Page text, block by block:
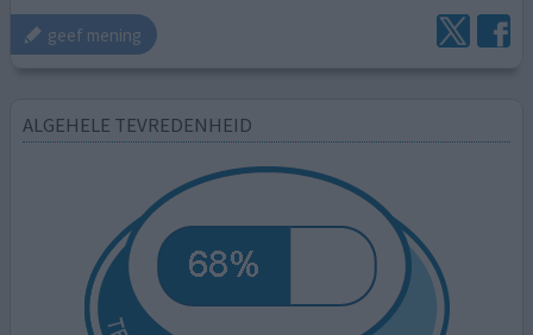
geef mening
ALGEHELE TEVREDENHEID